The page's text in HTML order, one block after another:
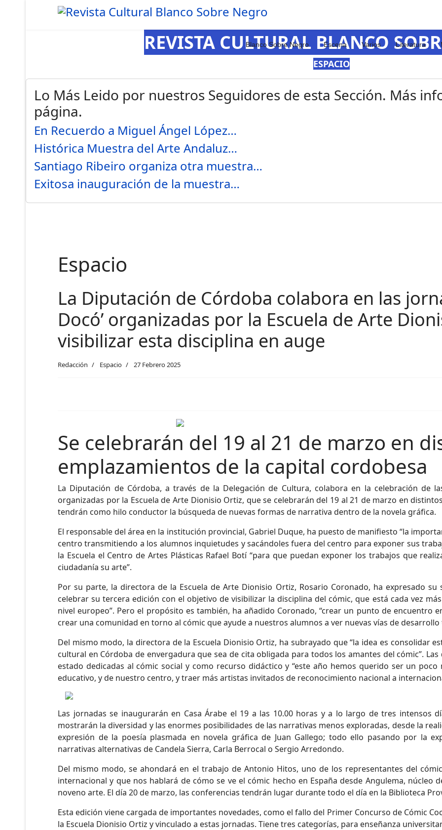
Blanco Sobre Negro Escena Varios Literatura
REVISTA CULTURAL BLANCO
ESPACIO
Lo Más Leido por nuestros Seguidores de esta Sección. Más
página.
En Recuerdo a Miguel Ángel López…
Histórica Muestra del Arte Andaluz…
Santiago Ribeiro organiza otra muestra…
Exitosa inauguración de la muestra…
Espacio
La Diputación de Córdoba colabora en las
Docó’ organizadas por la Escuela de Arte
visibilizar esta disciplina en auge
Redacción Espacio 27 Febrero 2025
Se celebrarán del 19 al 21 de marzo en
emplazamientos de la capital cordobesa
La Diputación de Córdoba, a través de la Delegación de Cultura, colabora en la celebración de
organizadas por la Escuela de Arte Dionisio Ortiz, que se celebrarán del 19 al 21 de marzo en
tendrán como hilo conductor la búsqueda de nuevas formas de narrativa dentro de la novela gráfica.
El responsable del área en la institución provincial, Gabriel Duque, ha puesto de manifiesto “la
centro transmitiendo a los alumnos inquietudes y sacándoles fuera del centro para exponer sus
la Escuela el Centro de Artes Plásticas Rafael Botí “para que puedan exponer los trabajos que
ciudadanía su arte”.
Por su parte, la directora de la Escuela de Arte Dionisio Ortiz, Rosario Coronado, ha expresado
celebrar su tercera edición con el objetivo de visibilizar la disciplina del cómic, que está cada vez
nivel europeo”. Pero el propósito es también, ha añadido Coronado, “crear un punto de encuentro
crear una comunidad en torno al cómic que ayude a nuestros alumnos a ver nuevas vías de
Del mismo modo, la directora de la Escuela Dionisio Ortiz, ha subrayado que “la idea es consolidar
cultural en Córdoba de envergadura que sea de cita obligada para todos los amantes del cómic”.
estado dedicadas al cómic social y como recurso didáctico y “este año hemos querido ser un
educativo, y de nuestro centro, y traer más artistas invitados de reconocimiento nacional a
Las jornadas se inaugurarán en Casa Árabe el 19 a las 10.00 horas y a lo largo de tres intensos
mostrarán la diversidad y las enormes posibilidades de las narrativas menos exploradas, desde la
expresión de la poesía plasmada en novela gráfica de Juan Gallego; todo ello pasando por la
narrativas alternativas de Candela Sierra, Carla Berrocal o Sergio Arredondo.
Del mismo modo, se ahondará en el trabajo de Antonio Hitos, uno de los representantes del
internacional y que nos hablará de cómo se ve el cómic hecho en España desde Angulema, núcleo
noveno arte. El día 20 de marzo, las conferencias tendrán lugar durante todo el día en la Biblioteca
Esta edición viene cargada de importantes novedades, como el fallo del Primer Concurso de Cómic
la Escuela Dionisio Ortiz y vinculado a estas jornadas. Tiene tres categorías, para enseñanza